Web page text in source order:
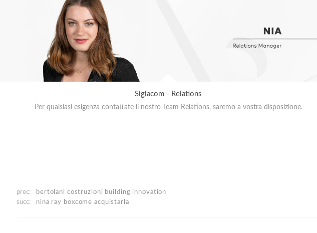
Siglacom - Relations
Per qualsiasi esigenza contattate il nostro Team Relations, saremo a vostra disposizione.
prec: bertolani costruzioni building innovation
succ:
nina ray boxcome acquistarla